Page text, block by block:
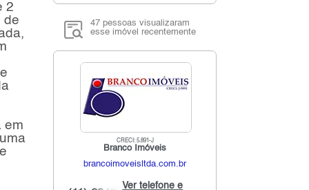
2
de
em
47 pessoas visualizaram
esse imóvel recentemente
CRECI: 5.891-J
Branco Imóveis
brancoimoveisltda.com.br
Ver telefone e